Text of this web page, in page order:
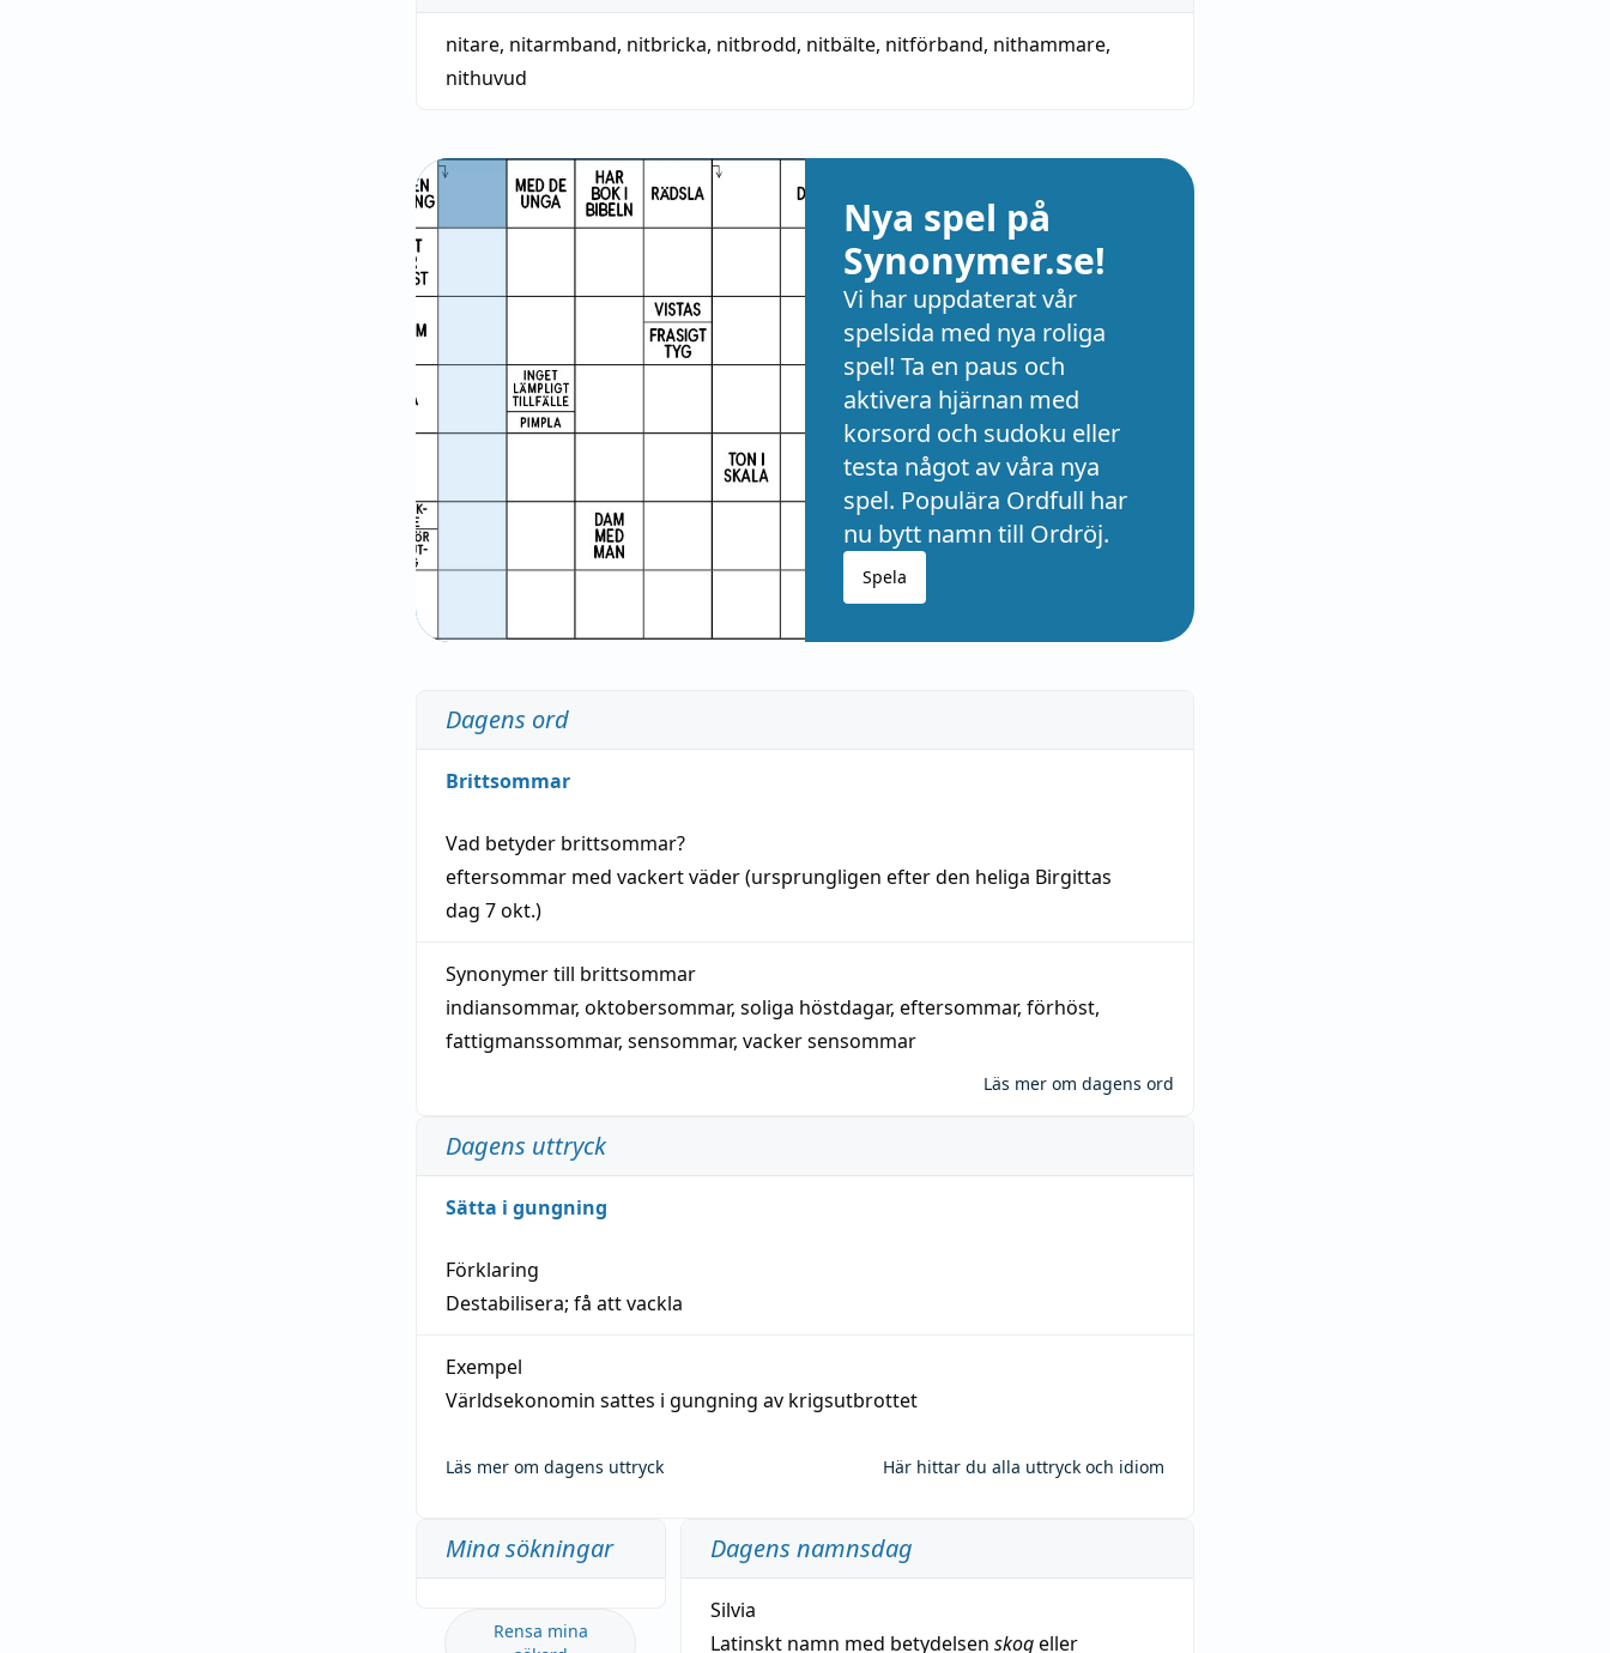
nitare, nitarmband, nitbricka, nitbrodd, nitbälte, nitförband, nithammare,
nithuvud
Nya spel på
Synonymer.se!
Vi har uppdaterat vår
spelsida med nya roliga
spel! Ta en paus och
aktivera hjärnan med
korsord och sudoku eller
testa något av våra nya
spel. Populära Ordfull har
nu bytt namn till Ordröj.
Spela
Dagens ord
Brittsommar
Vad betyder brittsommar?
eftersommar med vackertväder(ursprungligen efter den heliga Birgittas
dag 7 okt.)
Synonymer till brittsommar
indiansommar, oktobersommar, soliga höstdagar, eftersommar, förhöst,
fattigmanssommar, sensommar, vacker sensommar
Läs mer om dagens ord
Dagens uttryck
Sätta i gungning
Förklaring
Destabilisera; få att vackla
Exempel
Världsekonomin sattes i gungning av krigsutbrottet
Läs mer om dagens uttryck Här hittar du alla uttryck och idiom
Mina sökningar
Rensa mina
Dagens namnsdag
Silvia
Latinskt namn med betydelsen skogeller